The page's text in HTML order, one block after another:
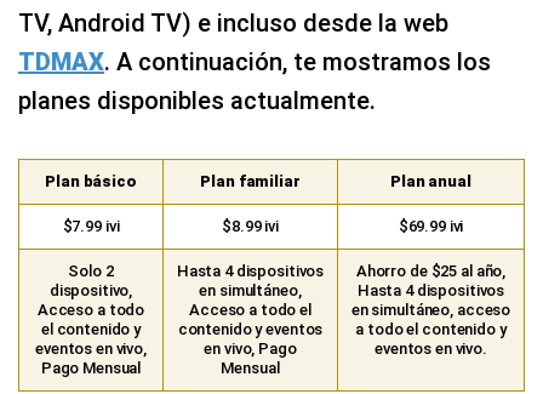
TV, Android TV) e incluso desde la web
TDMAX. A continuación, te mostramos los
planes disponibles actualmente.
Plan básico Plan familiar Plan anual
$7.99 ivi $8.99 ivi $69.99 ivi
Solo 2
dispositivo,
Acceso a todo
el contenido y
eventos en vivo,
Pago Mensual
Hasta 4 dispositivos
en simultáneo,
Acceso a todo el
contenido y eventos
en vivo, Pago
Mensual
Ahorro de $25 al año,
Hasta 4 dispositivos
en simultáneo, acceso
a todo el contenido y
eventos en vivo.